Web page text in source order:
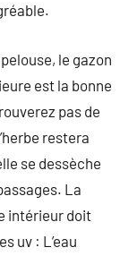
le gazon
est la bonne
pas de
restera
se dessèche
La
intérieur doit
uv : L’eau